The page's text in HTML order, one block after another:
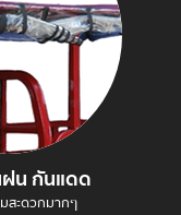
น กันแดด
สะดวกมากๆ